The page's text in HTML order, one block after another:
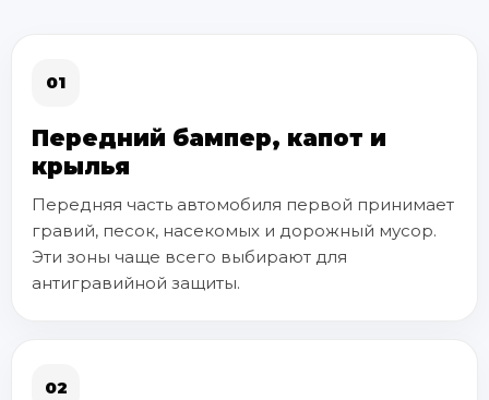
01
Передний бампер, капот и
крылья
Передняя часть автомобиля первой принимает
гравий, песок, насекомых и дорожный мусор.
Эти зоны чаще всего выбирают для
антигравийной защиты.
02